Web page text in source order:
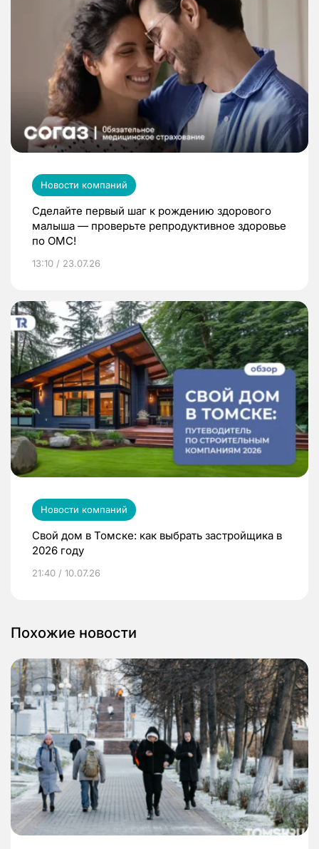
Новости компаний
Сделайте первый шаг к рождению здорового
малыша — проверьте репродуктивное здоровье
по ОМС!
13:10 / 23.07.26
Новости компаний
Свой дом в Томске: как выбрать застройщика в
2026 году
21:40 / 10.07.26
Похожие новости